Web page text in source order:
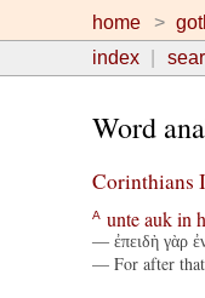
home
index
Word
Corinthians
A unte auk in
— ἐπειδὴ γὰρ
— For after that